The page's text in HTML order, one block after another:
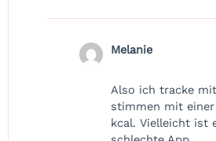
Melanie
Also ich tracke
stimmen mit
kcal. Vielleicht ist